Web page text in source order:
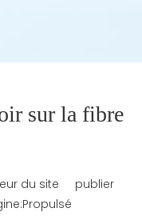
sur la fibre
du site publier
Propulsé